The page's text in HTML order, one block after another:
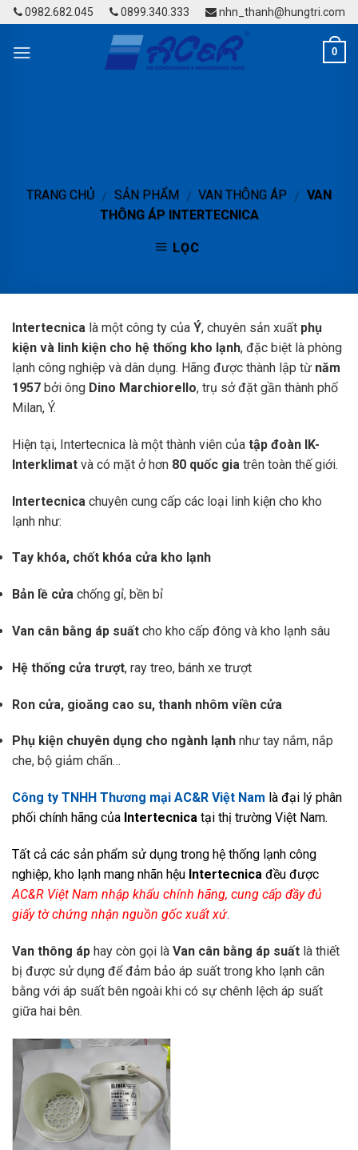
Skip
content
0982.682.045 0899.340.333 nhn_thanh@hungtri.com
0
TRANG CHỦ / SẢN PHẨM / VAN THÔNG ÁP / VAN
THÔNG ÁP INTERTECNICA
LỌC
Intertecnica là một công ty của Ý, chuyên sản xuất phụ
kiện và linh kiện cho hệ thống kho lạnh, đặc biệt là phòng
lạnh công nghiệp và dân dụng. Hãng được thành lập từ năm
1957 bởi ông Dino Marchiorello, trụ sở đặt gần thành phố
Milan, Ý.
Hiện tại, Intertecnica là một thành viên của tập đoàn IK-
Interklimat và có mặt ở hơn 80 quốc gia trên toàn thế giới.
Intertecnica chuyên cung cấp các loại linh kiện cho kho
lạnh như:
Tay khóa, chốt khóa cửa kho lạnh
Bản lề cửa chống gỉ, bền bỉ
Van cân bằng áp suất cho kho cấp đông và kho lạnh sâu
Hệ thống cửa trượt, ray treo, bánh xe trượt
Ron cửa, gioăng cao su, thanh nhôm viền cửa
Phụ kiện chuyên dụng cho ngành lạnh như tay nắm, nắp
che, bộ giảm chấn…
Công ty TNHH Thương mại AC&R Việt Nam là đại lý phân
phối chính hãng của Intertecnica tại thị trường Việt Nam.
Tất cả các sản phẩm sử dụng trong hệ thống lạnh công
nghiệp, kho lạnh mang nhãn hệu Intertecnica đều được
AC&R Việt Nam nhập khẩu chính hãng, cung cấp đầy đủ
giấy tờ chứng nhận nguồn gốc xuất xứ.
Van thông áp hay còn gọi là Van cân bằng áp suất là thiết
bị được sử dụng để đảm bảo áp suất trong kho lạnh cân
bằng với áp suất bên ngoài khi có sự chênh lệch áp suất
giữa hai bên.